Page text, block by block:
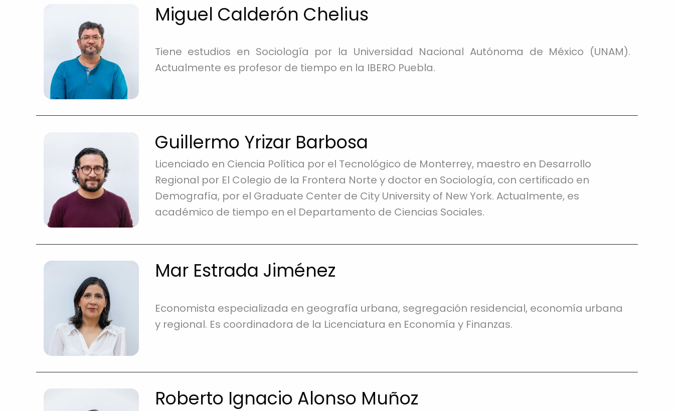
Miguel Calderón Chelius
Tiene estudios en Sociología por la Universidad Nacional Autónoma de México (UNAM).
Actualmente es profesor de tiempo en la IBERO Puebla.
Guillermo Yrizar Barbosa
Licenciado en Ciencia Política por el Tecnológico de Monterrey, maestro en Desarrollo
Regional por El Colegio de la Frontera Norte y doctor en Sociología, con certificado en
Demografía, por el Graduate Center de City University of New York. Actualmente, es
académico de tiempo en el Departamento de Ciencias Sociales.
Mar Estrada Jiménez
Economista especializada en geografía urbana, segregación residencial, economía urbana
y regional. Es coordinadora de la Licenciatura en Economía y Finanzas.
Roberto Ignacio Alonso Muñoz